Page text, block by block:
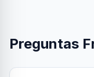
Preguntas